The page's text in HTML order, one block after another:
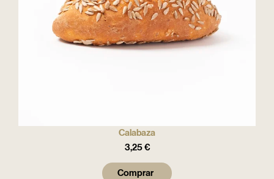
Calabaza
3,25€
Comprar